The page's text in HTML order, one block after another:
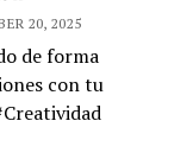
20, 2025
de forma
con tu